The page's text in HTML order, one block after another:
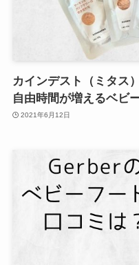
カインデスト（ミタス
自由時間が増えるベビ
2021年6月12日